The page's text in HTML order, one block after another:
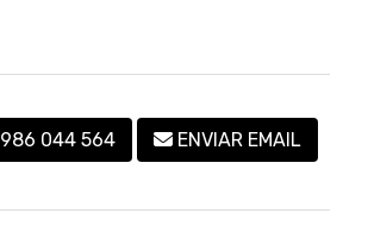
986 044 564 ENVIAR EMAIL